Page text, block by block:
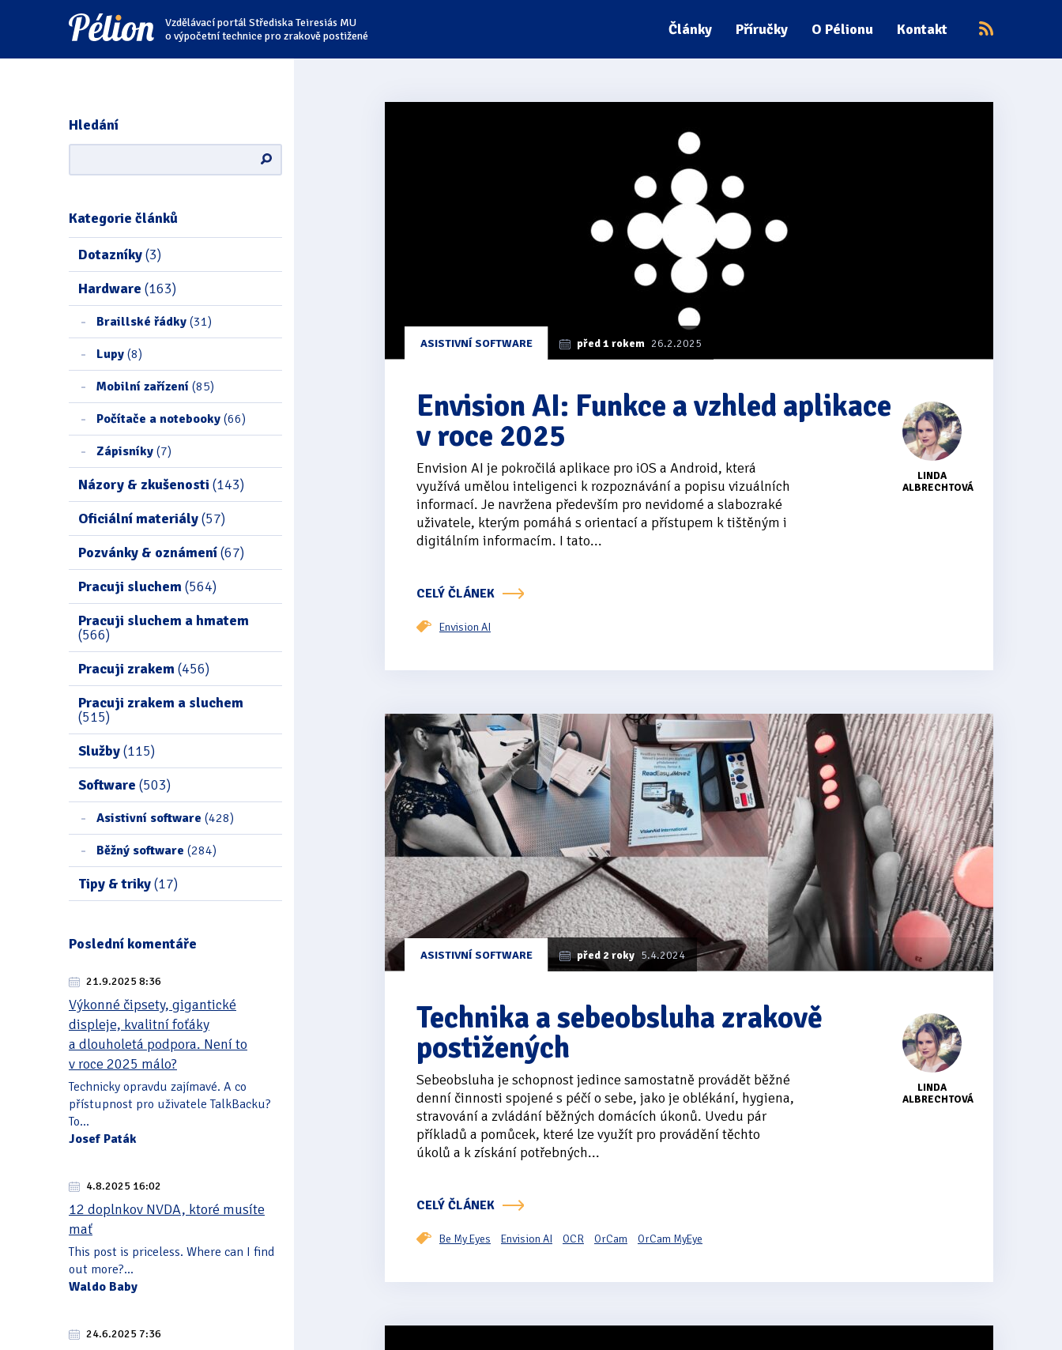
Přejít
na
štítky
Přejít
na
kategorie
Přejít
na
obsah
Vzdělávací portál Střediska Teiresiás MU
o výpočetní technice pro zrakově postižené
Články Příručky O Pélionu Kontakt
Hledání
Kategorie článků
Dotazníky(3)
Hardware (163)
Braillské řádky (31)
Lupy (8)
Mobilní zařízení (85)
Počítače a notebooky (66)
Zápisníky (7)
Názory & zkušenosti (143)
Oficiální materiály(57)
Pozvánky & oznámení(67)
Pracuji sluchem(564)
Pracuji sluchem a hmatem
(566)
Pracuji zrakem(456)
Pracuji zrakem a sluchem
(515)
Služby(115)
Software (503)
Asistivní software (428)
Běžný software (284)
Tipy & triky(17)
Poslední komentáře
21.9.2025 8:36
Výkonné čipsety, gigantické
displeje, kvalitní foťáky
a dlouholetá podpora. Není to
v roce 2025 málo?
Technicky opravdu zajímavé. A co
přístupnost pro uživatele TalkBacku?
To...
Josef Paták
4.8.2025 16:02
12 doplnkov NVDA, ktoré musíte
mať
This post is priceless. Where can I find
out more?...
Waldo Baby
24.6.2025 7:36
ASISTIVNÍ SOFTWARE před 1 rokem 26.2.2025
LINDA
ALBRECHTOVÁ
Envision AI: Funkce a vzhled aplikace
v roce 2025
Envision AI je pokročilá aplikace pro iOS a Android, která
využívá umělou inteligenci k rozpoznávání a popisu vizuálních
informací. Je navržena především pro nevidomé a slabozraké
uživatele, kterým pomáhá s orientací a přístupem k tištěným i
digitálním informacím. I tato...
CELÝ ČLÁNEK
Envision AI
ASISTIVNÍ SOFTWARE před 2 roky 5.4.2024
LINDA
ALBRECHTOVÁ
Technika a sebeobsluha zrakově
postižených
Sebeobsluha je schopnost jedince samostatně provádět běžné
denní činnosti spojené s péčí o sebe, jako je oblékání, hygiena,
stravování a zvládání běžných domácích úkonů. Uvedu pár
příkladů a pomůcek, které lze využít pro provádění těchto
úkolů a k získání potřebných...
CELÝ ČLÁNEK
Be My Eyes Envision AI OCR OrCam OrCam MyEye